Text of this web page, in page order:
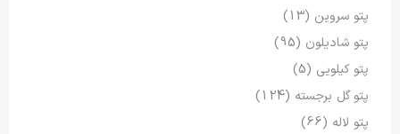
پتو سروین (13)
پتو شادیلون (95)
پتو کیلویی (5)
پتو گل برجسته (124)
پتو لاله (66)